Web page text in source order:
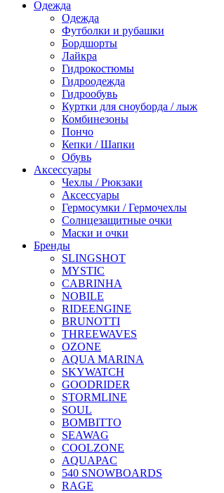
Одежда
Одежда
Футболки и рубашки
Бордшорты
Лайкра
Гидрокостюмы
Гидроодежда
Гидрообувь
Куртки для сноуборда / лыж
Комбинезоны
Пончо
Кепки / Шапки
Обувь
Аксессуары
Чехлы / Рюкзаки
Аксессуары
Гермосумки / Гермочехлы
Солнцезащитные очки
Маски и очки
Бренды
SLINGSHOT
MYSTIC
CABRINHA
NOBILE
RIDEENGINE
BRUNOTTI
THREEWAVES
OZONE
AQUA MARINA
SKYWATCH
GOODRIDER
STORMLINE
SOUL
BOMBITTO
SEAWAG
COOLZONE
AQUAPAC
540 SNOWBOARDS
RAGE